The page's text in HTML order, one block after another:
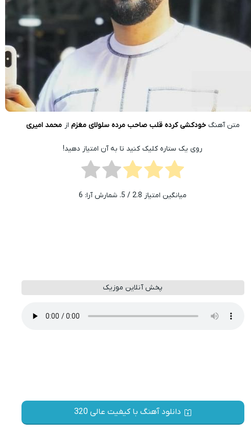
متن آهنگخودکشی کرده قلب صاحب مرده سلولای مغزم از محمد امیری
روی یک ستاره کلیک کنید تا به آن امتیاز دهید!
میانگین امتیاز 2.8 / 5. شمارش آرا: 6
پخش آنلاین موزیک
دانلود آهنگ با کیفیت عالی 320